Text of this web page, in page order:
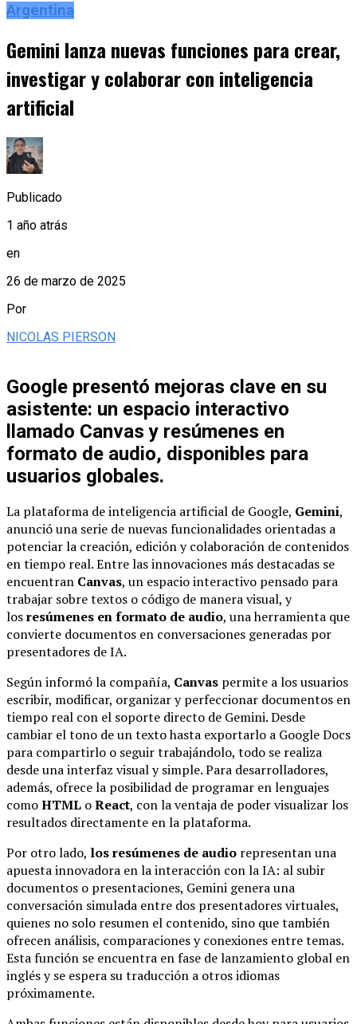
Argentina
Gemini lanza nuevas funciones para crear,
investigar y colaborar con inteligencia
artificial
Publicado
1 año atrás
en
26 de marzo de 2025
Por
NICOLAS PIERSON
Google presentó mejoras clave en su
asistente: un espacio interactivo
llamado Canvas y resúmenes en
formato de audio, disponibles para
usuarios globales.
La plataforma de inteligencia artificial de Google, Gemini,
anunció una serie de nuevas funcionalidades orientadas a
potenciar la creación, edición y colaboración de contenidos
en tiempo real. Entre las innovaciones más destacadas se
encuentran Canvas, un espacio interactivo pensado para
trabajar sobre textos o código de manera visual, y
losresúmenes en formato de audio, una herramienta que
convierte documentos en conversaciones generadas por
presentadores de IA.
Según informó la compañía, Canvas permite a los usuarios
escribir, modificar, organizar y perfeccionar documentos en
tiempo real con el soporte directo de Gemini. Desde
cambiar el tono de un texto hasta exportarlo a Google Docs
para compartirlo o seguir trabajándolo, todo se realiza
desde una interfaz visual y simple. Para desarrolladores,
además, ofrece la posibilidad de programar en lenguajes
comoHTML oReact, con la ventaja de poder visualizar los
resultados directamente en la plataforma.
Por otro lado, los resúmenes de audio representan una
apuesta innovadora en la interacción con la IA: al subir
documentos o presentaciones, Gemini genera una
conversación simulada entre dos presentadores virtuales,
quienes no solo resumen el contenido, sino que también
ofrecen análisis, comparaciones y conexiones entre temas.
Esta función se encuentra en fase de lanzamiento global en
inglés y se espera su traducción a otros idiomas
próximamente.